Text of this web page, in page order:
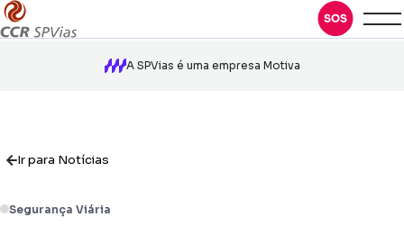
A SPVias é uma empresa Motiva
Ir para Notícias
Segurança Viária